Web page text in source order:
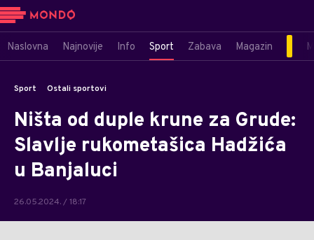
Naslovna Najnovije Info Sport Zabava Magazin
Sport Ostali sportovi
Ništa od duple krune za Grude:
Slavlje rukometašica Hadžića
u Banjaluci
26.05.2024. / 18:17